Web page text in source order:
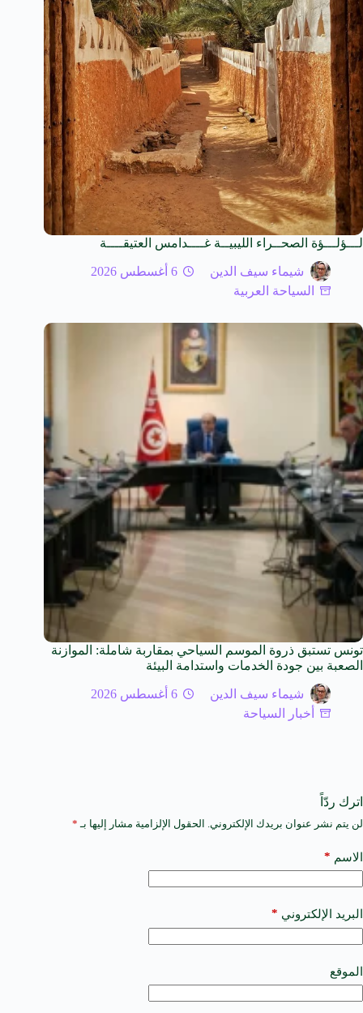
لـــؤلـــؤة الصحــراء الليبيــة غــــدامس العتيقــــة
شيماء سيف الدين
6 أغسطس 2026
السياحة العربية
تونس تستبق ذروة الموسم السياحي بمقاربة شاملة: الموازنة
الصعبة بين جودة الخدمات واستدامة البيئة
شيماء سيف الدين
6 أغسطس 2026
أخبار السياحة
اترك ردّاً
لن يتم نشر عنوان بريدك الإلكتروني. الحقول الإلزامية مشار إليها بـ *
الاسم *
البريد الإلكتروني *
الموقع
A
t
e
a
t
i
e
: